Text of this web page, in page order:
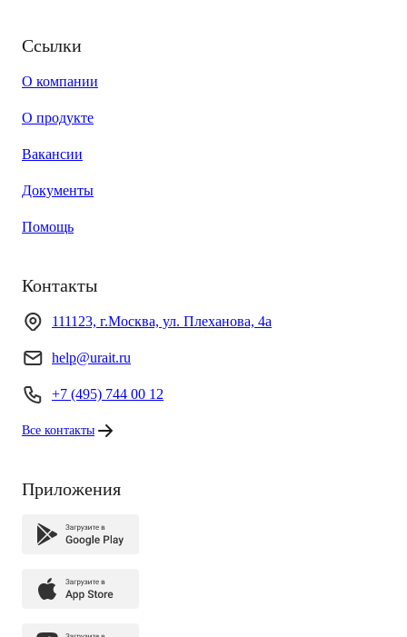
Ссылки
О компании
О продукте
Вакансии
Документы
Помощь
Контакты
111123, г.Москва, ул. Плеханова, 4а
help@urait.ru
+7 (495) 744 00 12
Все контакты
Приложения